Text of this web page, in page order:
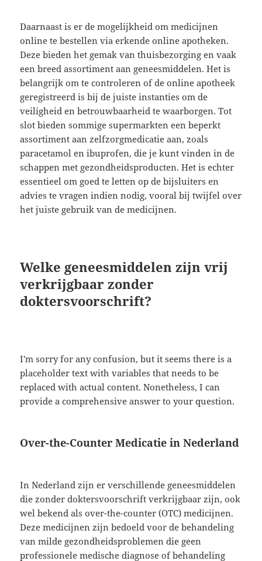
Daarnaast is er de mogelijkheid om medicijnen
online te bestellen via erkende online apotheken.
Deze bieden het gemak van thuisbezorging en vaak
een breed assortiment aan geneesmiddelen. Het is
belangrijk om te controleren of de online apotheek
geregistreerd is bij de juiste instanties om de
veiligheid en betrouwbaarheid te waarborgen. Tot
slot bieden sommige supermarkten een beperkt
assortiment aan zelfzorgmedicatie aan, zoals
paracetamol en ibuprofen, die je kunt vinden in de
schappen met gezondheidsproducten. Het is echter
essentieel om goed te letten op de bijsluiters en
advies te vragen indien nodig, vooral bij twijfel over
het juiste gebruik van de medicijnen.
Welke geneesmiddelen zijn vrij
verkrijgbaar zonder
doktersvoorschrift?
I'm sorry for any confusion, but it seems there is a
placeholder text with variables that needs to be
replaced with actual content. Nonetheless, I can
provide a comprehensive answer to your question.
Over-the-Counter Medicatie in Nederland
In Nederland zijn er verschillende geneesmiddelen
die zonder doktersvoorschrift verkrijgbaar zijn, ook
wel bekend als over-the-counter (OTC) medicijnen.
Deze medicijnen zijn bedoeld voor de behandeling
van milde gezondheidsproblemen die geen
professionele medische diagnose of behandeling